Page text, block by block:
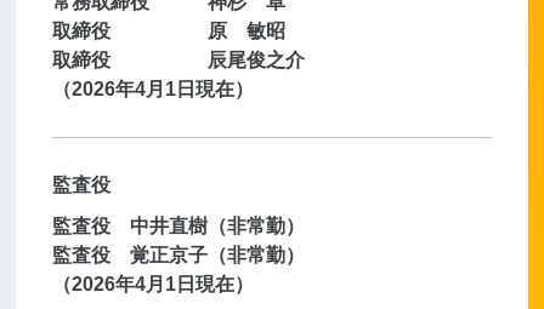
取締役 原 敏昭
取締役 辰尾俊之介
（2026年4月1日現在）
監査役
監査役 中井直樹（非常勤）
監査役 覚正京子（非常勤）
（2026年4月1日現在）